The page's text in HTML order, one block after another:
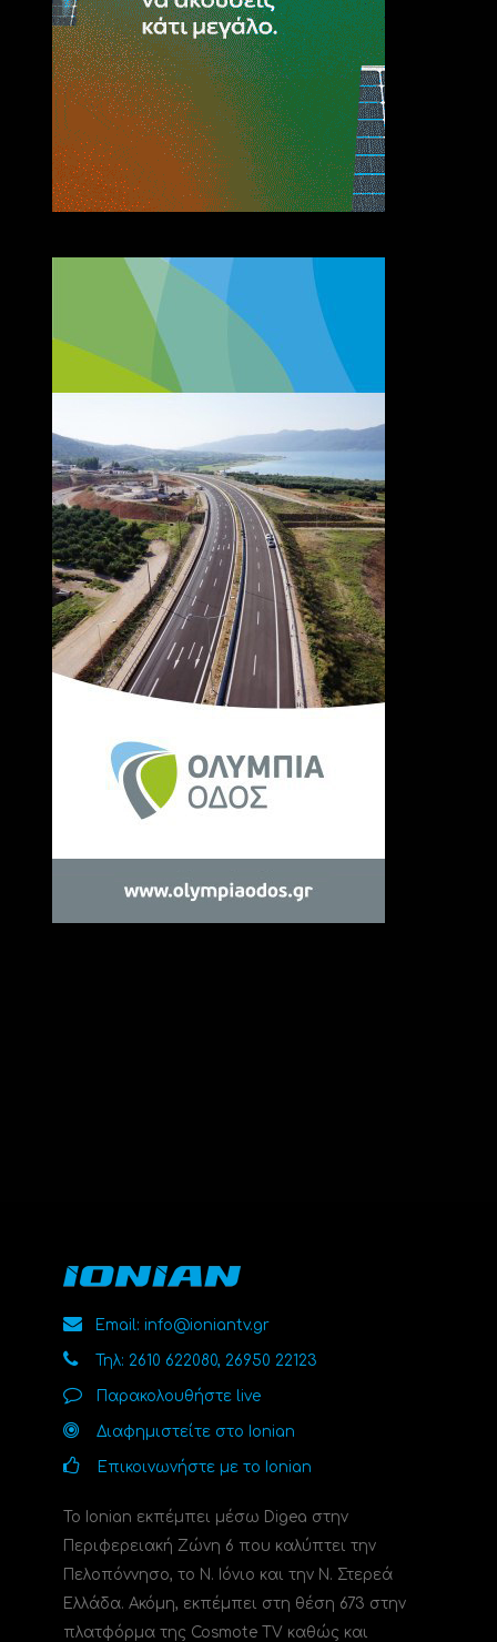
Email: info@ioniantv.gr
Τηλ: 2610 622080, 26950 22123
Παρακολουθήστε live
Διαφημιστείτε στο Ionian
Επικοινωνήστε με το Ionian
Το Ionian εκπέμπει μέσω Digea στην
Περιφερειακή Ζώνη 6 που καλύπτει την
Πελοπόννησο, το N. Ιόνιο και την Ν. Στερεά
Ελλάδα. Ακόμη, εκπέμπει στη θέση 673 στην
πλατφόρμα της Cosmote TV καθώς και